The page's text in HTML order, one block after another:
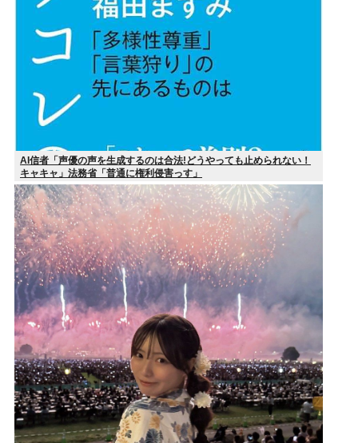
AI信者「声優の声を生成するのは合法!どうやっても止められない！
キャキャ」法務省「普通に権利侵害っす」